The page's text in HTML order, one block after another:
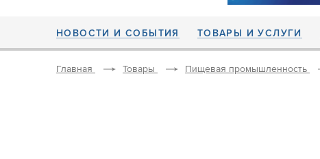
НОВОСТИ И СОБЫТИЯ ТОВАРЫ И УСЛУГИ
Главная Товары Пищевая промышленность